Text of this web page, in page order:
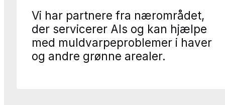
Vi har partnere fra nærområdet,
der servicerer Als og kan hjælpe
med muldvarpeproblemer i haver
og andre grønne arealer.